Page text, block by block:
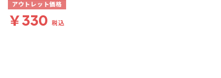
アウトレット価格
￥330 税込